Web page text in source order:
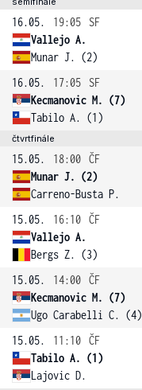
16.05. 19:05
SF
Vallejo A.
Munar J. (2)
16.05.
17:05
SF
Kecmanovic M. (7)
Tabilo A. (1)
čtvrtfinále
15.05. 18:00 ČF
Munar J. (2)
Carreno-Busta P.
15.05.
16:10 ČF
Vallejo A.
Bergs Z. (3)
15.05.
14:00 ČF
Kecmanovic M. (7)
Ugo Carabelli C. (4)
15.05.
11:10 ČF
Tabilo A. (1)
Lajovic D.